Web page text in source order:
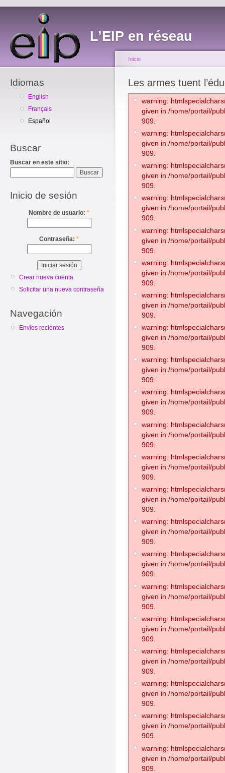
L’EIP en réseau
Idiomas
English
Français
Español
Buscar
Buscar en este sitio:
Inicio de sesión
Nombre de usuario: *
Contraseña: *
Crear nueva cuenta
Solicitar una nueva contraseña
Navegación
Envíos recientes
Inicio
Les armes tuent
warning:
given in /home/portail/
909.
warning:
given in /home/portail/
909.
warning:
given in /home/portail/
909.
warning:
given in /home/portail/
909.
warning:
given in /home/portail/
909.
warning:
given in /home/portail/
909.
warning:
given in /home/portail/
909.
warning:
given in /home/portail/
909.
warning:
given in /home/portail/
909.
warning:
given in /home/portail/
909.
warning:
given in /home/portail/
909.
warning:
given in /home/portail/
909.
warning:
given in /home/portail/
909.
warning:
given in /home/portail/
909.
warning:
given in /home/portail/
909.
warning:
given in /home/portail/
909.
warning:
given in /home/portail/
909.
warning:
given in /home/portail/
909.
warning:
given in /home/portail/
909.
warning:
given in /home/portail/
909.
warning:
given in /home/portail/
909.